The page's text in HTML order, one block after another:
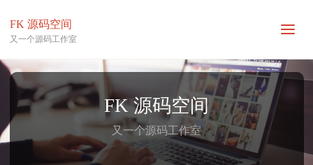
FK 源码空间
又一个源码工作室
FK 源码空间
又一个源码工作室